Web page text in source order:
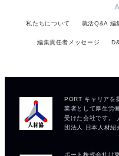
私たちについて 就活Q&A 編
編集責任者メッセージ